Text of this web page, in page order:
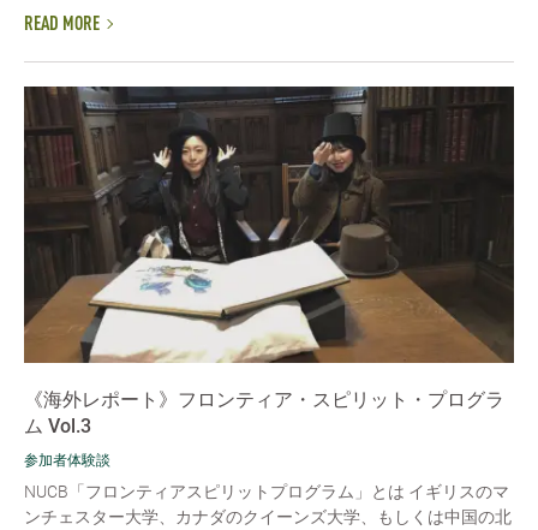
READ MORE
《海外レポート》フロンティア・スピリット・プログラ
ム Vol.3
参加者体験談
NUCB「フロンティアスピリットプログラム」とは イギリスのマ
ンチェスター大学、カナダのクイーンズ大学、もしくは中国の北